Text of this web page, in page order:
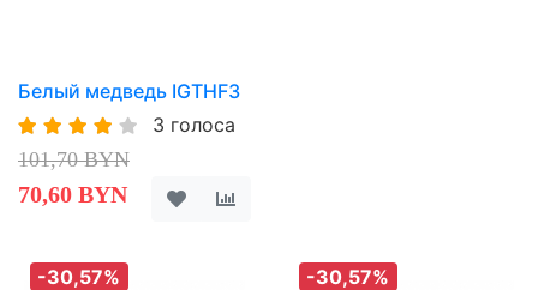
Белый медведь IGTHF3
3 голоса
101,70 BYN
70,60 BYN
-30,57%
-30,57%